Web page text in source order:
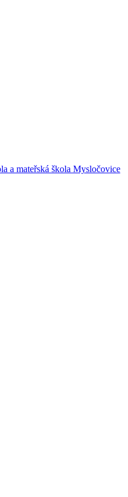
a mateřská škola Mysločovice